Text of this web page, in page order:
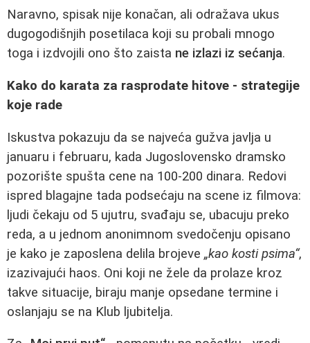
Naravno, spisak nije konačan, ali odražava ukus
dugogodišnjih posetilaca koji su probali mnogo
toga i izdvojili ono što zaista ne izlazi iz sećanja.
Kako do karata za rasprodate hitove - strategije
koje rade
Iskustva pokazuju da se najveća gužva javlja u
januaru i februaru, kada Jugoslovensko dramsko
pozorište spušta cene na 100-200 dinara. Redovi
ispred blagajne tada podsećaju na scene iz filmova:
ljudi čekaju od 5 ujutru, svađaju se, ubacuju preko
reda, a u jednom anonimnom svedočenju opisano
je kako je zaposlena delila brojeve „kao kosti psima“,
izazivajući haos. Oni koji ne žele da prolaze kroz
takve situacije, biraju manje opsedane termine i
oslanjaju se na Klub ljubitelja.